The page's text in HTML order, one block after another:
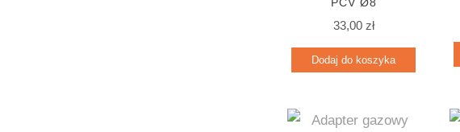
PCV Ø8
33,00 zł
Dodaj do koszyka